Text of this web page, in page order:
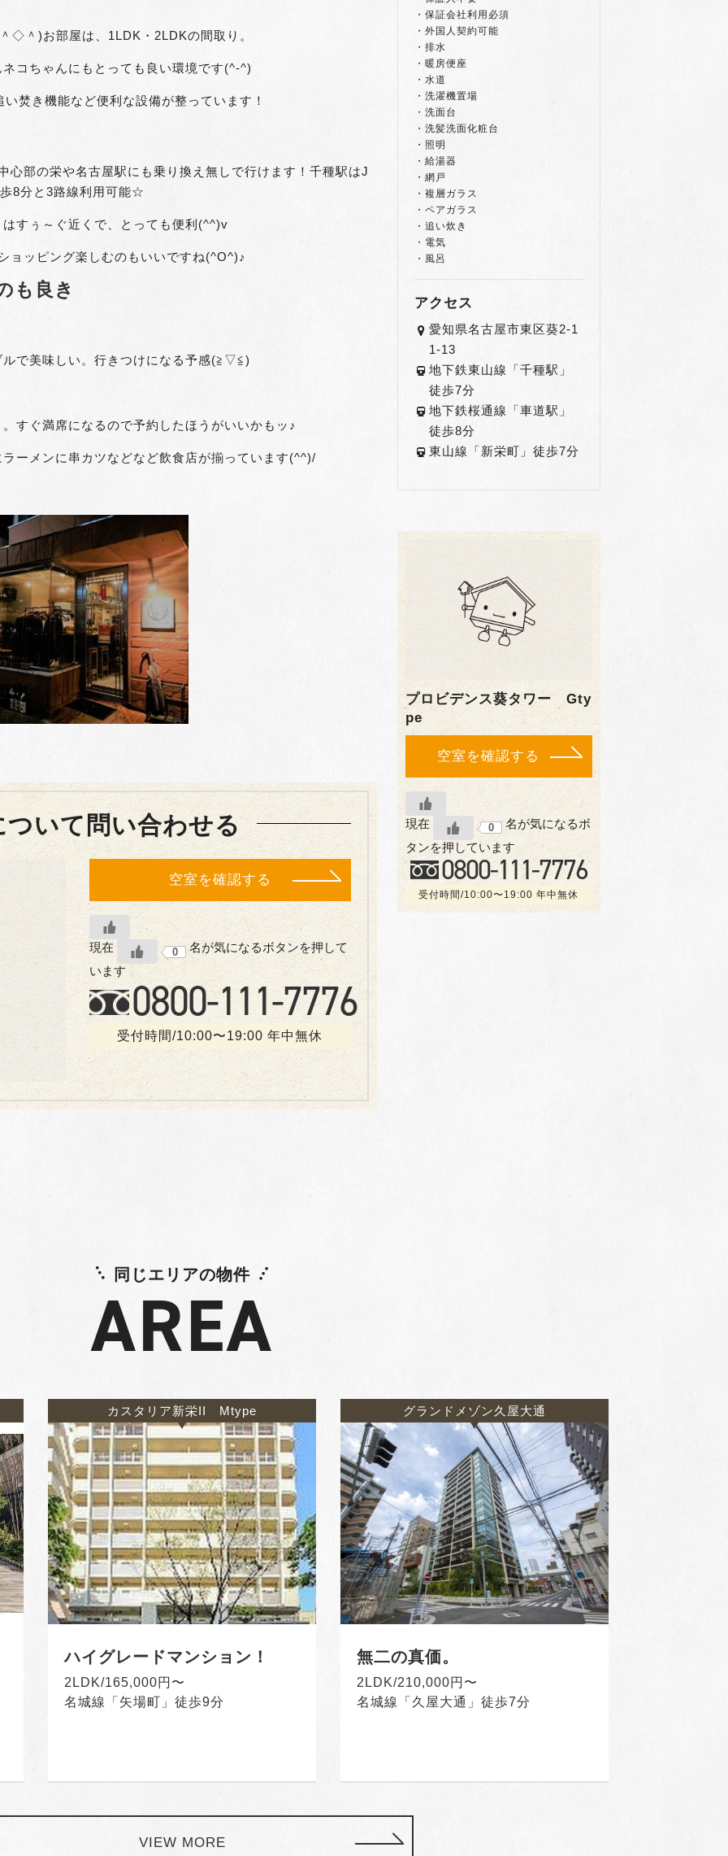
◇＾)お部屋は、1LDK・2LDKの間取り。
コちゃんにもとっても良い環境です(^-^)
焚き機能など便利な設備が整っています！
心部の栄や名古屋駅にも乗り換え無しで行けます！千種駅はJ
8分と3路線利用可能☆
すぅ～ぐ近くで、とっても便利(^^)v
ョッピング楽しむのもいいですね(^O^)♪
も良き
で美味しい。行きつけになる予感(≧▽≦)
すぐ満席になるので予約したほうがいいかもッ♪
ーメンに串カツなどなど飲食店が揃っています(^^)/
ついて問い合わせる
空室を確認する
現在 0
名が気になるボタンを押して
います
0800-111-7776
受付時間/10:00〜19:00 年中無休
・保証会社利用必須
・外国人契約可能
・排水
・暖房便座
・水道
・洗濯機置場
・洗面台
・洗髪洗面化粧台
・照明
・給湯器
・網戸
・複層ガラス
・ペアガラス
・追い炊き
・電気
・風呂
アクセス
愛知県名古屋市東区葵2-1
1-13
地下鉄東山線「千種駅」
徒歩7分
地下鉄桜通線「車道駅」
徒歩8分
東山線「新栄町」徒歩7分
プロビデンス葵タワー Gty
pe
空室を確認する
現在 0
名が気になるボ
タンを押しています
0800-111-7776
受付時間/10:00〜19:00 年中無休
同じエリアの物件
AREA
カスタリア新栄II Mtype
ハイグレードマンション！
2LDK/165,000円〜
名城線「矢場町」徒歩9分
グランドメゾン久屋大通
無二の真価。
2LDK/210,000円〜
名城線「久屋大通」徒歩7分
VIEW MORE